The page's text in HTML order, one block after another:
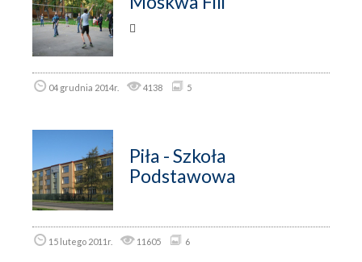

04 grudnia 2014r. 4138 5
Piła - Szkoła
Podstawowa
15 lutego 2011r. 11605 6